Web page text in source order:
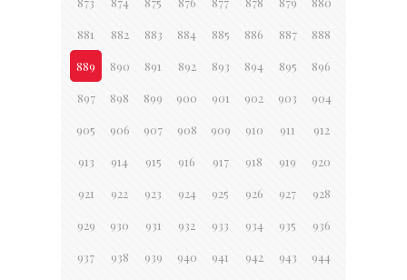
881 882 883 884 885 886 887 888
889 890 891 892 893 894 895 896
897 898 899 900 901 902 903 904
905 906 907 908 909 910 911 912
913 914 915 916 917 918 919 920
921 922 923 924 925 926 927 928
929 930 931 932 933 934 935 936
937 938 939 940 941 942 943 944